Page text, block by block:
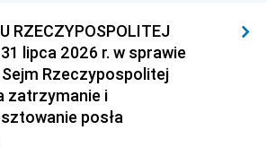
RZECZYPOSPOLITEJ
lipca 2026 r. w sprawie
Rzeczypospolitej
zatrzymanie i
posła